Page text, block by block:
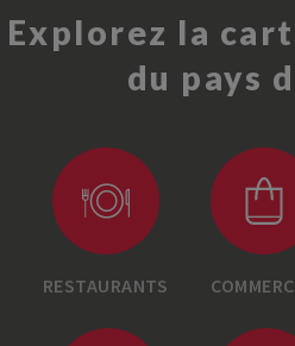
Explorez la
du pays
RESTAURANTS